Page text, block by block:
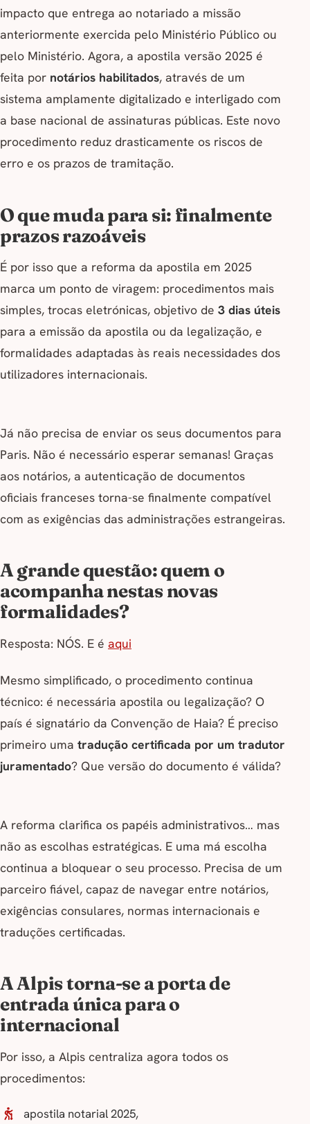
impacto que entrega ao notariado a missão
anteriormente exercida pelo Ministério Público ou
pelo Ministério. Agora, a apostila versão 2025 é
feita por notários habilitados, através de um
sistema amplamente digitalizado e interligado com
a base nacional de assinaturas públicas. Este novo
procedimento reduz drasticamente os riscos de
erro e os prazos de tramitação.
O que muda para si: finalmente
prazos razoáveis
É por isso que a reforma da apostila em 2025
marca um ponto de viragem: procedimentos mais
simples, trocas eletrónicas, objetivo de 3 dias úteis
para a emissão da apostila ou da legalização, e
formalidades adaptadas às reais necessidades dos
utilizadores internacionais.
Já não precisa de enviar os seus documentos para
Paris. Não é necessário esperar semanas! Graças
aos notários, a autenticação de documentos
oficiais franceses torna-se finalmente compatível
com as exigências das administrações estrangeiras.
A grande questão: quem o
acompanha nestas novas
formalidades?
Resposta: NÓS. E é aqui
Mesmo simplificado, o procedimento continua
técnico: é necessária apostila ou legalização? O
país é signatário da Convenção de Haia? É preciso
primeiro uma tradução certificada por um tradutor
juramentado? Que versão do documento é válida?
A reforma clarifica os papéis administrativos… mas
não as escolhas estratégicas. E uma má escolha
continua a bloquear o seu processo. Precisa de um
parceiro fiável, capaz de navegar entre notários,
exigências consulares, normas internacionais e
traduções certificadas.
A Alpis torna-se a porta de
entrada única para o
internacional
Por isso, a Alpis centraliza agora todos os
procedimentos:
apostila notarial 2025,